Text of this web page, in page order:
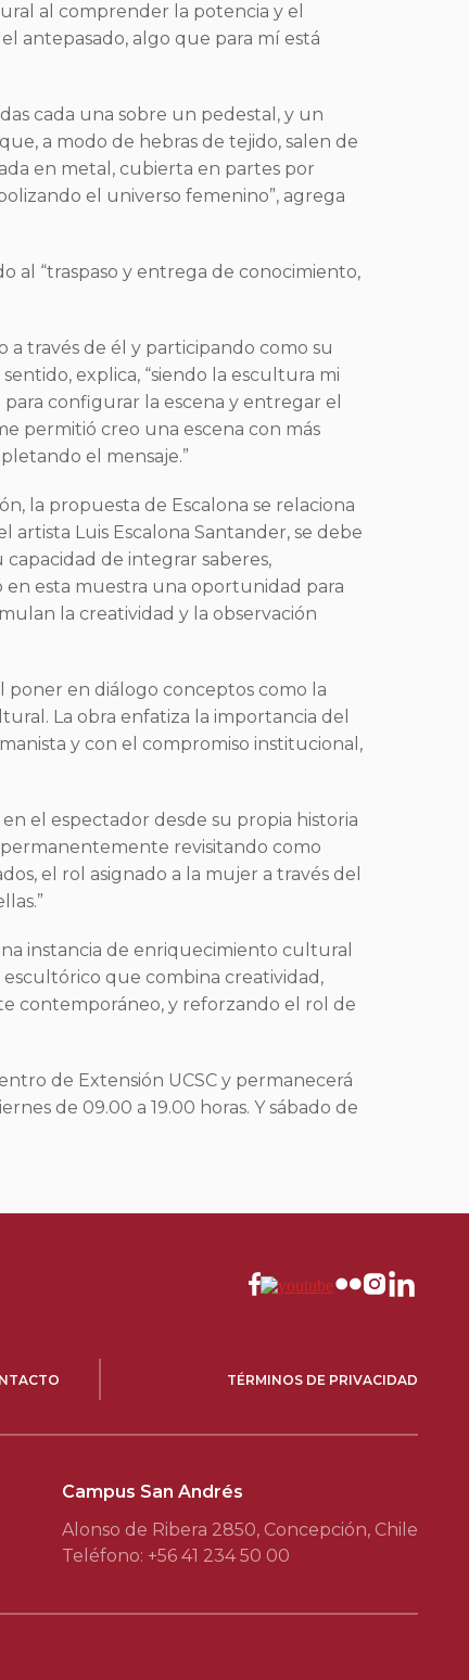
al comprender la potencia y el
antepasado, algo que para mí está
cada una sobre un pedestal, y un
a modo de hebras de tejido, salen de
en metal, cubierta en partes por
el universo femenino”, agrega
al “traspaso y entrega de conocimiento,
a través de él y participando como su
explica, “siendo la escultura mi
configurar la escena y entregar el
permitió creo una escena con más
el mensaje.”
la propuesta de Escalona se relaciona
Luis Escalona Santander, se debe
de integrar saberes,
esta muestra una oportunidad para
la creatividad y la observación
poner en diálogo conceptos como la
La obra enfatiza la importancia del
y con el compromiso institucional,
el espectador desde su propia historia
permanentemente revisitando como
el rol asignado a la mujer a través del
instancia de enriquecimiento cultural
que combina creatividad,
contemporáneo, y reforzando el rol de
de Extensión UCSC y permanecerá
de 09.00 a 19.00 horas. Y sábado de
TÉRMINOS DE PRIVACIDAD
Campus San Andrés
Alonso de Ribera 2850, Concepción, Chile
Teléfono: +56 41 234 50 00